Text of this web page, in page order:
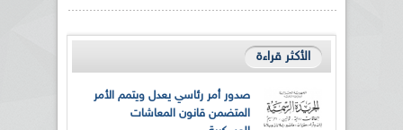
الأكثر قراءة
صدور أمر رئاسي يعدل ويتمم الأمر
المتضمن قانون المعاشات